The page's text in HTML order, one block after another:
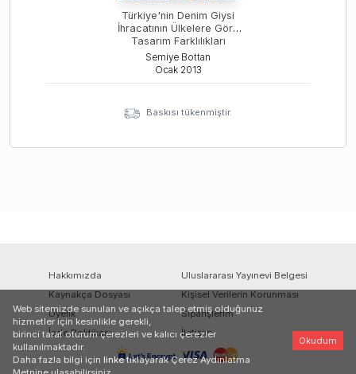
Türkiye'nin Denim Giysi
İhracatının Ülkelere Göre
Tasarım Farklılıkları
Semiye Bottan
Ocak 2013
Baskısı tükenmiştir.
Hakkımızda
Uluslararası Yayınevi Belgesi
Kaynakça Dosyası
Kişisel Verilerin Korunması
Üyelik
Siparişlerim
İade Politikası
İletişim
Web sitemizde sunulan ve açıkça talep etmiş olduğunuz
hizmetler için kesinlikle gerekli,
birinci taraf oturum çerezleri ve kalıcı çerezler
kullanılmaktadır.
Daha fazla bilgi için linke tıklayarak Çerez Aydınlatma
Okudum